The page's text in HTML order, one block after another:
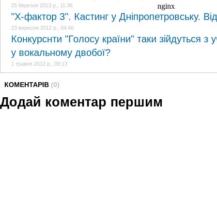
25 березня 2013 р., 11:36
"X-фактор 3". Кастинг у Дніпропетровську.
23 вересня 2012 р., 04:40
Конкурснти "Голосу країни" таки зійдуться
у вокальному двобої?
1 травня 2012 р., 09:13
КОМЕНТАРІВ (0)
Додай коментар першим